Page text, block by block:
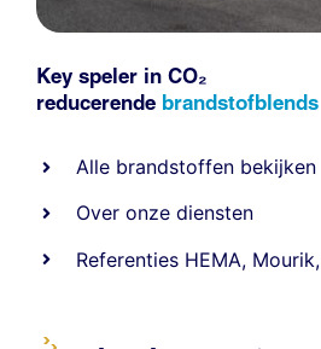
Key speler in CO₂
reducerende brandstofblends
Alle brandstoffen bekijken
Over onze diensten
Referenties HEMA, Mourik,